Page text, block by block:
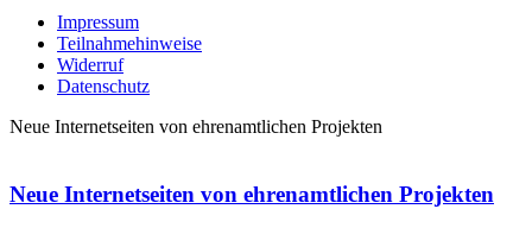
Impressum
Teilnahmehinweise
Widerruf
Datenschutz
Neue Internetseiten von ehrenamtlichen Projekten
Neue Internetseiten von ehrenamtlichen Projekten